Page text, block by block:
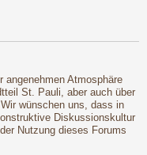
angenehmen Atmosphäre
St. Pauli, aber auch über
wünschen uns, dass in
Diskussionskultur
Nutzung dieses Forums